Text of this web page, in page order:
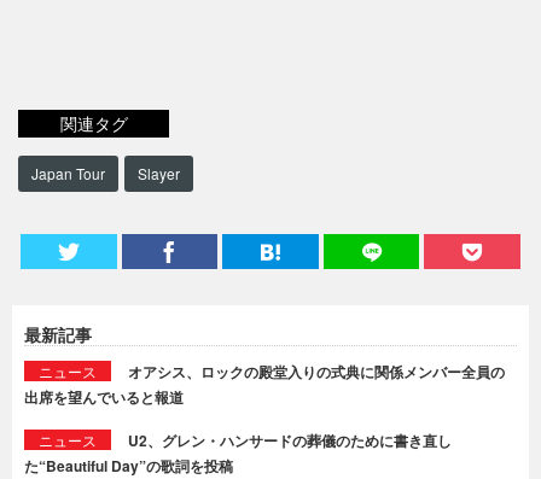
関連タグ
Japan Tour Slayer
最新記事
ニュース
オアシス、ロックの殿堂入りの式典に関係メンバー全員の
出席を望んでいると報道
ニュース
U2、グレン・ハンサードの葬儀のために書き直し
た“Beautiful Day”の歌詞を投稿